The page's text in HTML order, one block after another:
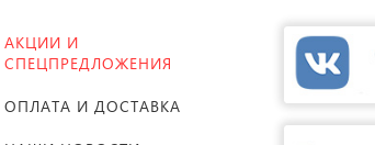
АКЦИИ И
СПЕЦПРЕДЛОЖЕНИЯ
ОПЛАТА И ДОСТАВКА